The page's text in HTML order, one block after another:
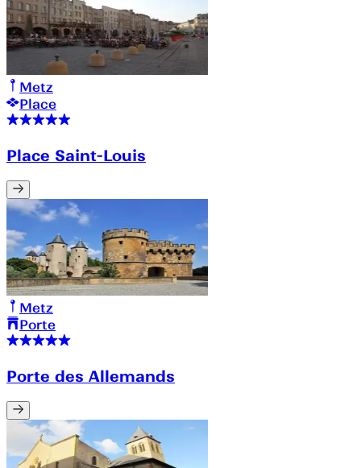
Metz
Place
Place Saint-Louis
Metz
Porte
Porte des Allemands